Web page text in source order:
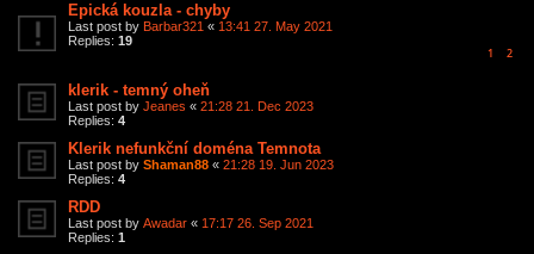
Epická kouzla - chyby
Last post by Barbar321 « 13:41 27. May 2021
Replies: 19
1 2
klerik - temný oheň
Last post by Jeanes « 21:28 21. Dec 2023
Replies: 4
Klerik nefunkční doména Temnota
Last post by Shaman88 « 21:28 19. Jun 2023
Replies: 4
RDD
Last post by Awadar « 17:17 26. Sep 2021
Replies: 1